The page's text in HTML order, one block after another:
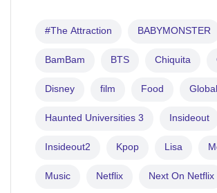
#The Attraction BABYMONSTER
BamBam BTS Chiquita
Disney film Food
Haunted Universities 3 Insideout
Insideout2 Kpop Lisa
Music Netflix Next On Netflix